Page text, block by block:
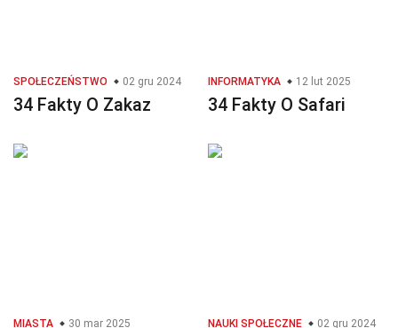
SPOŁECZEŃSTWO 02 gru 2024
34 Fakty O Zakaz
INFORMATYKA 12 lut 2025
34 Fakty O Safari
MIASTA 30 mar 2025 NAUKI SPOŁECZNE 02 gru 2024